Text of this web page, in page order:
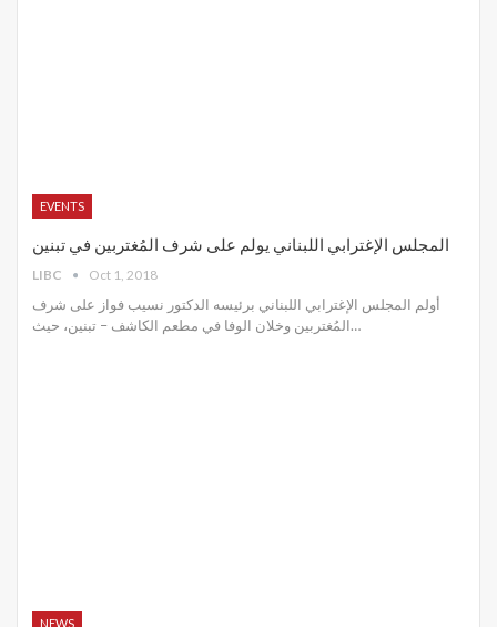
EVENTS
المجلس الإغترابي اللبناني يولم على شرف المُغتربين في تبنين
LIBC Oct 1, 2018
أولم المجلس الإغترابي اللبناني برئيسه الدكتور نسيب فواز على شرف
المُغتربين وخلان الوفا في مطعم الكاشف – تبنين، حيث…
NEWS